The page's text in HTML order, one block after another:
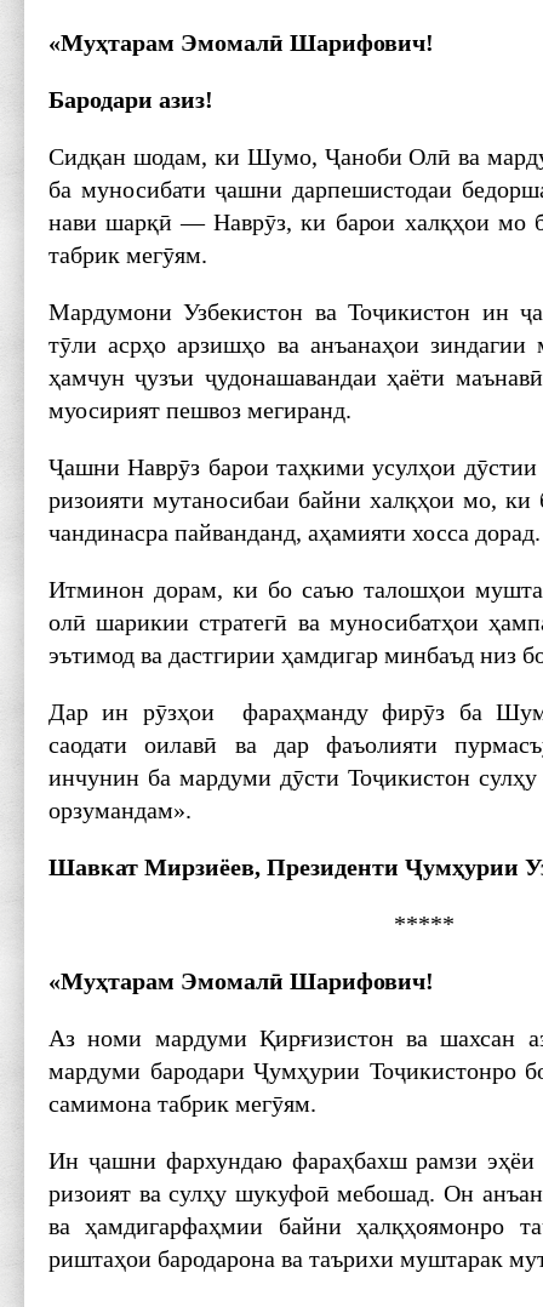
«Муҳтарам Эмомалӣ Шарифович!
Бародари азиз!
Сидқан шодам, ки Шумо, Ҷаноби Олӣ ва
ба муносибати ҷашни дарпешистодаи
нави шарқӣ — Наврӯз, ки барои халқҳои мо
табрик мегӯям.
Мардумони Узбекистон ва Тоҷикистон ин
тӯли асрҳо арзишҳо ва анъанаҳои зиндагии
ҳамчун ҷузъи ҷудонашавандаи ҳаёти
муосирият пешвоз мегиранд.
Ҷашни Наврӯз барои таҳкими усулҳои дӯстии
ризоияти мутаносибаи байни халқҳои мо,
чандинасра пайванданд, аҳамияти хосса дорад.
Итминон дорам, ки бо саъю талошҳои
олӣ шарикии стратегӣ ва муносибатҳои
эътимод ва дастгирии ҳамдигар минбаъд низ
Дар ин рӯзҳои фараҳманду фирӯз ба
саодати оилавӣ ва дар фаъолияти
инчунин ба мардуми дӯсти Тоҷикистон
орзумандам».
Шавкат Мирзиёев, Президенти Ҷумҳурии
*****
«Муҳтарам Эмомалӣ Шарифович!
Аз номи мардуми Қирғизистон ва шахсан
мардуми бародари Ҷумҳурии Тоҷикистонро
самимона табрик мегӯям.
Ин ҷашни фархундаю фараҳбахш рамзи эҳёи
ризоият ва сулҳу шукуфоӣ мебошад. Он
ва ҳамдигарфаҳмии байни ҳалқҳоямонро
риштаҳои бародарона ва таърихи муштарак